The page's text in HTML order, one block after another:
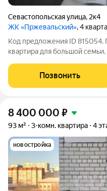
Севастопольская улица, 2к4
ЖК «Пржевальский», 4
Код предложения ID 815054.
квартира для большой
находится на комфортном
предусмотрен гостевой
Позвонить
8 400 000 ₽
93 м² 3-комн. квартира 4
новостройка